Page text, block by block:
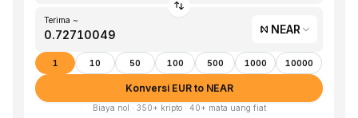
Terima ~
NEAR
1 10 50 100 500 1000 10000
Konversi EUR to NEAR
Biaya nol · 350+ kripto · 40+ mata uang fiat